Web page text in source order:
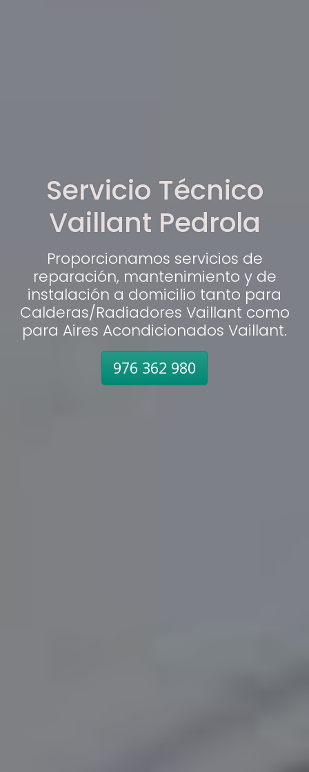
Servicio Técnico
Vaillant Pedrola
Proporcionamos servicios de
reparación, mantenimiento y de
instalación a domicilio tanto para
Calderas/Radiadores Vaillant como
para Aires Acondicionados Vaillant.
976 362 980